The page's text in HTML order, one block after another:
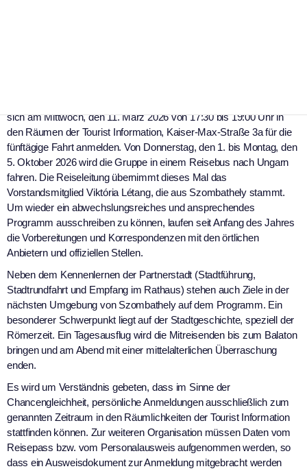
sich am Mittwoch, den 11. März 2026 von 17:30 bis 19:00 Uhr in
den Räumen der Tourist Information, Kaiser-Max-Straße 3a für die
fünftägige Fahrt anmelden. Von Donnerstag, den 1. bis Montag, den
5. Oktober 2026 wird die Gruppe in einem Reisebus nach Ungarn
fahren. Die Reiseleitung übernimmt dieses Mal das
Vorstandsmitglied Viktória Létang, die aus Szombathely stammt.
Um wieder ein abwechslungsreiches und ansprechendes
Programm ausschreiben zu können, laufen seit Anfang des Jahres
die Vorbereitungen und Korrespondenzen mit den örtlichen
Anbietern und offiziellen Stellen.
Neben dem Kennenlernen der Partnerstadt (Stadtführung,
Stadtrundfahrt und Empfang im Rathaus) stehen auch Ziele in der
nächsten Umgebung von Szombathely auf dem Programm. Ein
besonderer Schwerpunkt liegt auf der Stadtgeschichte, speziell der
Römerzeit. Ein Tagesausflug wird die Mitreisenden bis zum Balaton
bringen und am Abend mit einer mittelalterlichen Überraschung
enden.
Es wird um Verständnis gebeten, dass im Sinne der
Chancengleichheit, persönliche Anmeldungen ausschließlich zum
genannten Zeitraum in den Räumlichkeiten der Tourist Information
stattfinden können. Zur weiteren Organisation müssen Daten vom
Reisepass bzw. vom Personalausweis aufgenommen werden, so
dass ein Ausweisdokument zur Anmeldung mitgebracht werden